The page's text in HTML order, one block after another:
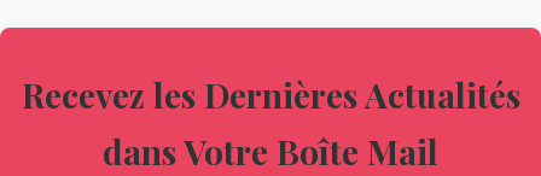
Recevez les Dernières Actualités
dans Votre Boîte Mail